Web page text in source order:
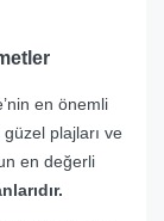
en önemli
plajları ve
en değerli